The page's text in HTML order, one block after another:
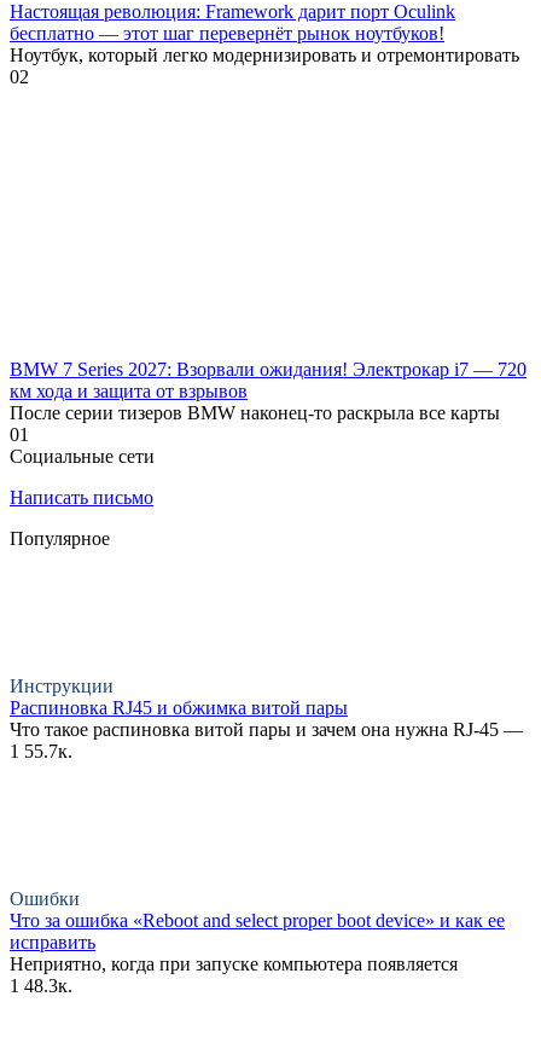
Настоящая революция: Framework дарит порт Oculink
бесплатно — этот шаг перевернёт рынок ноутбуков!
Ноутбук, который легко модернизировать и отремонтировать
02
BMW 7 Series 2027: Взорвали ожидания! Электрокар i7 — 720
км хода и защита от взрывов
После серии тизеров BMW наконец-то раскрыла все карты
01
Социальные сети
Написать письмо
Популярное
Инструкции
Распиновка RJ45 и обжимка витой пары
Что такое распиновка витой пары и зачем она нужна RJ-45 —
1 55.7к.
Ошибки
Что за ошибка «Reboot and select proper boot device» и как ее
исправить
Неприятно, когда при запуске компьютера появляется
1 48.3к.